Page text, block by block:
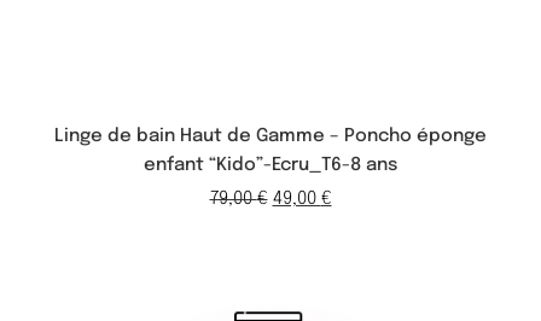
Linge de bain Haut de Gamme – Poncho éponge
enfant “Kido”-Ecru_T6-8 ans
79,00€ 49,00 €